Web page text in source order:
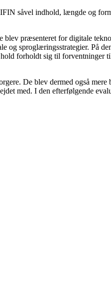
såvel indhold, længde og
blev præsenteret for digitale
og sproglæringsstrategier. På
forholdt sig til forventninger
De blev dermed også
med. I den efterfølgende